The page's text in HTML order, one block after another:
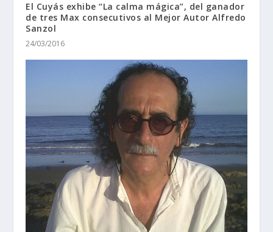
El Cuyás exhibe “La calma mágica”, del ganador
de tres Max consecutivos al Mejor Autor Alfredo
Sanzol
24/03/2016